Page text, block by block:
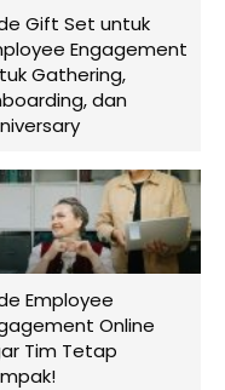
Gift Set untuk
Engagement
Gathering,
dan
Employee
Online
Tim Tetap